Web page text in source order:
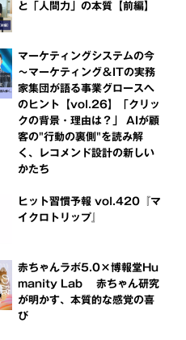
と「人間力」の本質【前編】
マーケティングシステムの今
～マーケティング＆ITの実務
家集団が語る事業グロースへ
のヒント【vol.26】「クリッ
クの背景・理由は？」 AIが顧
客の"行動の裏側"を読み解
く、レコメンド設計の新しい
かたち
ヒット習慣予報 vol.420『マ
イクロトリップ』
赤ちゃんラボ5.0×博報堂Hu
manity Lab 赤ちゃん研究
が明かす、本質的な感覚の喜
び